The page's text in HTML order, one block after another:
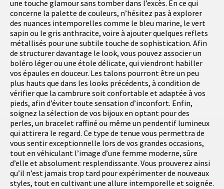
une touche glamour sans tomber dans l’excès. En ce qui
concerne la palette de couleurs, n’hésitez pas à explorer
des nuances intemporelles comme le bleu marine, le vert
sapin ou le gris anthracite, voire à ajouter quelques reflets
métallisés pour une subtile touche de sophistication. Afin
de structurer davantage le look, vous pouvez associer un
boléro léger ou une étole délicate, qui viendront habiller
vos épaules en douceur. Les talons pourront être un peu
plus hauts que dans les looks précédents, à condition de
vérifier que la cambrure soit confortable et adaptée à vos
pieds, afin d’éviter toute sensation d’inconfort. Enfin,
soignez la sélection de vos bijoux en optant pour des
perles, un bracelet raffiné ou même un pendentif lumineux
qui attirera le regard. Ce type de tenue vous permettra de
vous sentir exceptionnelle lors de vos grandes occasions,
tout en véhiculant l’image d’une femme moderne, sûre
d’elle et absolument resplendissante. Vous prouverez ainsi
qu’il n’est jamais trop tard pour expérimenter de nouveaux
styles, tout en cultivant une allure intemporelle et soignée.